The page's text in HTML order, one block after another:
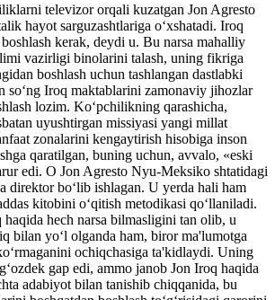
televizor orqali kuzatgan Jon Agresto
hayot sarguzashtlariga o‘xshatadi. Iroq
kerak, deydi u. Bu narsa mahalliy
vazirligi binolarini talash, uning fikriga
boshlash uchun tashlangan dastlabki
so‘ng Iroq maktablarini zamonaviy jihozlar
lozim. Ko‘pchilikning qarashicha,
uyushtirgan missiyasi yangi millat
zonalarini kengaytirish hisobiga inson
qaratilgan, buning uchun, avvalo, «eski
edi. O Jon Agresto Nyu-Meksiko shtatidagi
direktor bo‘lib ishlagan. U yerda hali ham
kitobini o‘qitish metodikasi qo‘llaniladi.
hech narsa bilmasligini tan olib, u
bilan yo‘l olganda ham, biror ma'lumotga
ochiqchasiga ta'kidlaydi. Uning
gap edi, ammo janob Jon Iroq haqida
adabiyot bilan tanishib chiqqanida, bu